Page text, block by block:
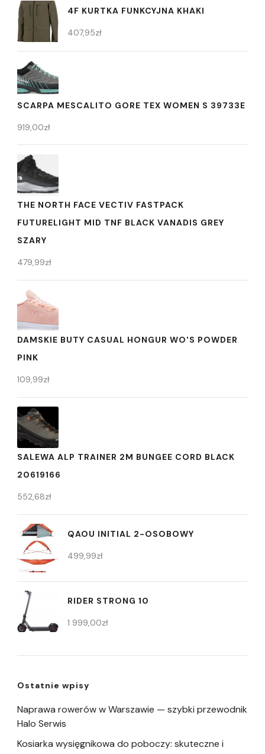
4F KURTKA FUNKCYJNA KHAKI
407,95zł
SCARPA MESCALITO GORE TEX WOMEN S 39733E
919,00zł
THE NORTH FACE VECTIV FASTPACK
FUTURELIGHT MID TNF BLACK VANADIS GREY
SZARY
479,99zł
DAMSKIE BUTY CASUAL HONGUR WO'S POWDER
PINK
109,99zł
SALEWA ALP TRAINER 2M BUNGEE CORD BLACK
20619166
552,68zł
QAOU INITIAL 2-OSOBOWY
499,99zł
RIDER STRONG 10
1 999,00zł
Ostatnie wpisy
Naprawa rowerów w Warszawie — szybki przewodnik
Halo Serwis
Kosiarka wysięgnikowa do poboczy: skuteczne i